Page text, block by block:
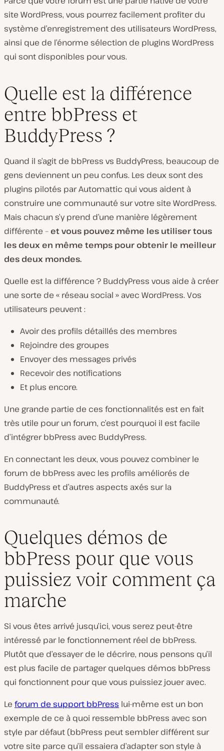
site WordPress, vous pourrez facilement profiter du
système d’enregistrement des utilisateurs WordPress,
ainsi que de l’énorme sélection de plugins WordPress
qui sont disponibles pour vous.
Quelle est la différence
entre bbPress et
BuddyPress ?
Quand il s’agit de bbPress vs BuddyPress, beaucoup de
gens deviennent un peu confus. Les deux sont des
plugins pilotés par Automattic qui vous aident à
construire une communauté sur votre site WordPress.
Mais chacun s’y prend d’une manière légèrement
différente – et vous pouvez même les utiliser tous
les deux en même temps pour obtenir le meilleur
des deux mondes.
Quelle est la différence ? BuddyPress vous aide à créer
une sorte de « réseau social » avec WordPress. Vos
utilisateurs peuvent :
Avoir des profils détaillés des membres
Rejoindre des groupes
Envoyer des messages privés
Recevoir des notifications
Et plus encore.
Une grande partie de ces fonctionnalités est en fait
très utile pour un forum, c’est pourquoi il est facile
d’intégrer bbPress avec BuddyPress.
En connectant les deux, vous pouvez combiner le
forum de bbPress avec les profils améliorés de
BuddyPress et d’autres aspects axés sur la
communauté.
Quelques démos de
bbPress pour que vous
puissiez voir comment ça
marche
Si vous êtes arrivé jusqu’ici, vous serez peut-être
intéressé par le fonctionnement réel de bbPress.
Plutôt que d’essayer de le décrire, nous pensons qu’il
est plus facile de partager quelques démos bbPress
qui fonctionnent pour que vous puissiez jouer avec.
Le forum de support bbPress lui-même est un bon
exemple de ce à quoi ressemble bbPress avec son
style par défaut (bbPress peut sembler différent sur
votre site parce qu’il essaiera d’adapter son style à